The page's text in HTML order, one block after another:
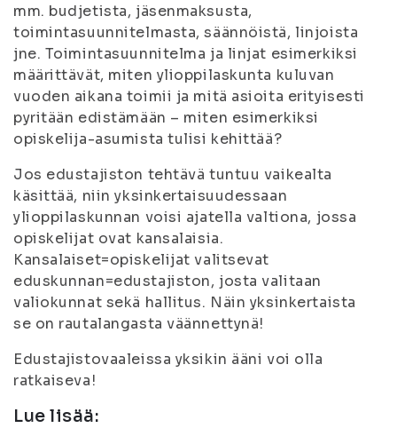
mm. budjetista, jäsenmaksusta,
toimintasuunnitelmasta, säännöistä, linjoista
jne. Toimintasuunnitelma ja linjat esimerkiksi
määrittävät, miten ylioppilaskunta kuluvan
vuoden aikana toimii ja mitä asioita erityisesti
pyritään edistämään – miten esimerkiksi
opiskelija-asumista tulisi kehittää?
Jos edustajiston tehtävä tuntuu vaikealta
käsittää, niin yksinkertaisuudessaan
ylioppilaskunnan voisi ajatella valtiona, jossa
opiskelijat ovat kansalaisia.
Kansalaiset=opiskelijat valitsevat
eduskunnan=edustajiston, josta valitaan
valiokunnat sekä hallitus. Näin yksinkertaista
se on rautalangasta väännettynä!
Edustajistovaaleissa yksikin ääni voi olla
ratkaiseva!
Lue lisää: